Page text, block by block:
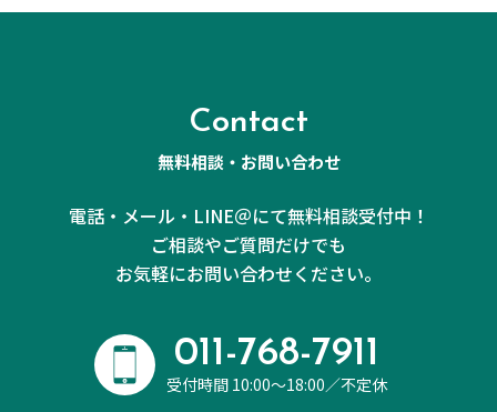
Contact
無料相談・お問い合わせ
電話・メール・LINE＠にて無料相談受付中！
ご相談やご質問だけでも
お気軽にお問い合わせください。
011-768-7911
受付時間 10:00～18:00／不定休